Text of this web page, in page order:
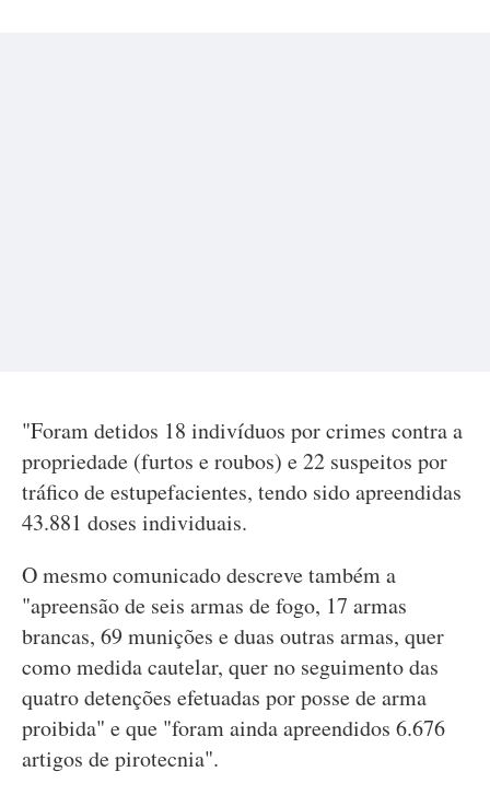
"Foram detidos 18 indivíduos por crimes contra a
propriedade (furtos e roubos) e 22 suspeitos por
tráfico de estupefacientes, tendo sido apreendidas
43.881 doses individuais.
O mesmo comunicado descreve também a
"apreensão de seis armas de fogo, 17 armas
brancas, 69 munições e duas outras armas, quer
como medida cautelar, quer no seguimento das
quatro detenções efetuadas por posse de arma
proibida" e que "foram ainda apreendidos 6.676
artigos de pirotecnia".